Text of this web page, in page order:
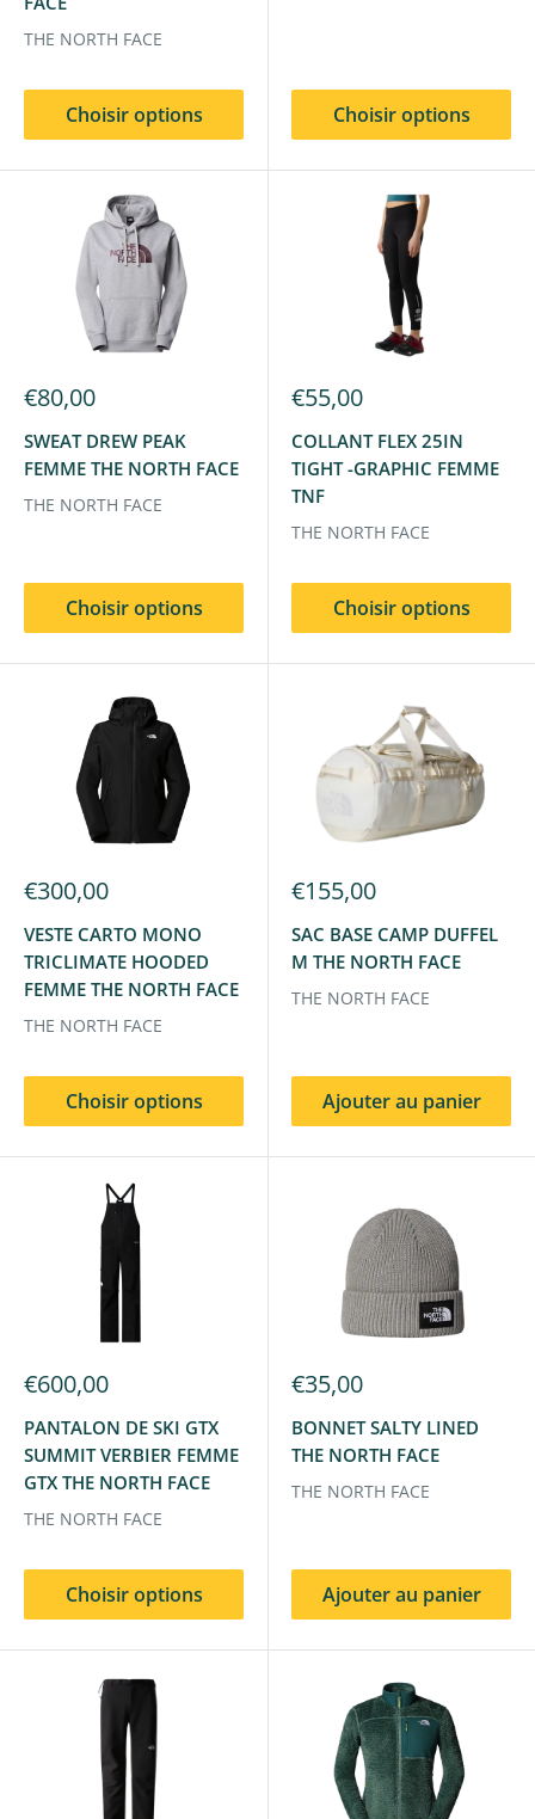
THE NORTH FACE
Choisir options Choisir options
€80,00
SWEAT DREW PEAK
FEMME THE NORTH FACE
THE NORTH FACE
Choisir options
€55,00
COLLANT FLEX 25IN
TIGHT -GRAPHIC FEMME
TNF
THE NORTH FACE
Choisir options
€300,00
VESTE CARTO MONO
TRICLIMATE HOODED
FEMME THE NORTH FACE
THE NORTH FACE
Choisir options
€155,00
SAC BASE CAMP DUFFEL
M THE NORTH FACE
THE NORTH FACE
Ajouter au panier
€600,00
PANTALON DE SKI GTX
SUMMIT VERBIER FEMME
GTX THE NORTH FACE
THE NORTH FACE
Choisir options
€35,00
BONNET SALTY LINED
THE NORTH FACE
THE NORTH FACE
Ajouter au panier